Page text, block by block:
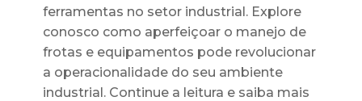
ferramentas no setor industrial. Explore
conosco como aperfeiçoar o manejo de
frotas e equipamentos pode revolucionar
a operacionalidade do seu ambiente
industrial. Continue a leitura e saiba mais